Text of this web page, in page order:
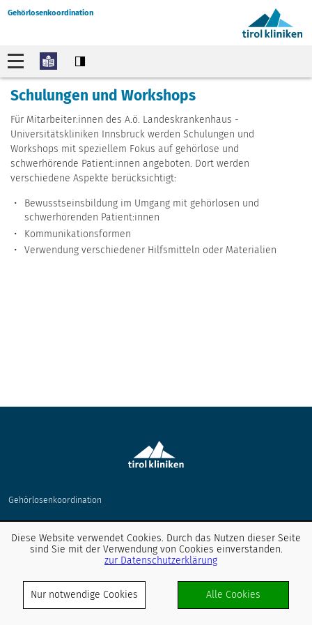
Gehörlosenkoordination
Schulungen und Workshops
Für Mitarbeiter:innen des A.ö. Landeskrankenhaus -
Universitätskliniken Innsbruck werden Schulungen und
Workshops mit speziellem Fokus auf gehörlose und
schwerhörende Patient:innen angeboten. Dort werden
verschiedene Aspekte berücksichtigt:
Bewusstseinsbildung im Umgang mit gehörlosen und
schwerhörenden Patient:innen
Kommunikationsformen
Verwendung verschiedener Hilfsmitteln oder Materialien
Gehörlosenkoordination
Diese Website verwendet Cookies. Durch das Nutzen dieser Seite
sind Sie mit der Verwendung von Cookies einverstanden.
zur Datenschutzerklärung
Nur notwendige Cookies Alle Cookies